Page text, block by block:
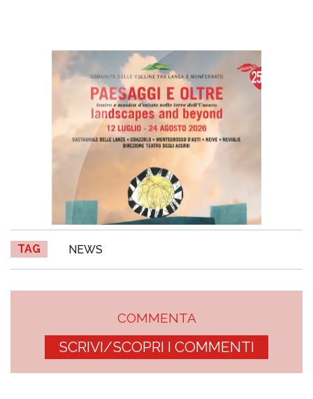
TAG NEWS
COMMENTA
SCRIVI/SCOPRI I COMMENTI